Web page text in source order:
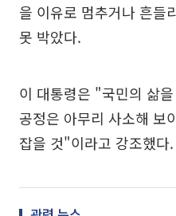
을 이유로 멈추거나 흔들
못 박았다.
이 대통령은 "국민의 삶
공정은 아무리 사소해 보
잡을 것"이라고 강조했다.